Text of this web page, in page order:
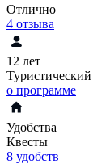
Отлично
4 отзыва
12 лет
Туристический
о программе
Удобства
Квесты
8 удобств